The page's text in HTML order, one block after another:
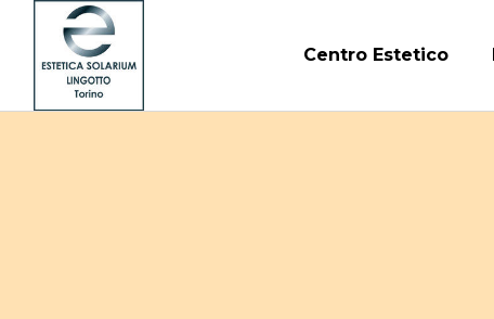
Centro Estetico